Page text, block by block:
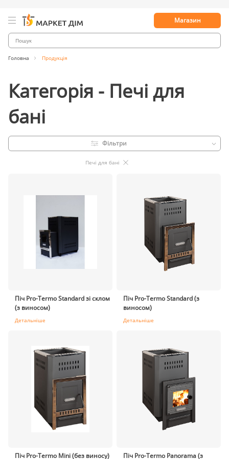
Магазин
Головна Продукція
Категорія - Печі для
бані
Фільтри
Печі для бані
Піч Pro-Termo Standard зі склом
(з виносом)
Детальніше
Піч Pro-Termo Standard (з
виносом)
Детальніше
Піч Pro-Termo Mini (без виносу) Піч Pro-Termo Panorama (з